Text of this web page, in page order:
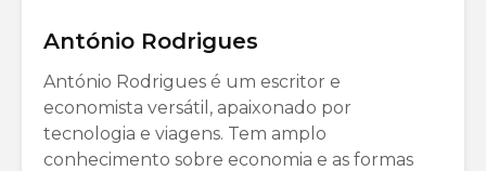
António Rodrigues
António Rodrigues é um escritor e
economista versátil, apaixonado por
tecnologia e viagens. Tem amplo
conhecimento sobre economia e as formas